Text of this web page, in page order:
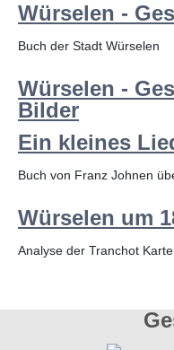
Würselen -
Buch der Stadt Würselen
Würselen -
Bilder
Ein kleines
Buch von Franz Johnen
Würselen um
Analyse der Tranchot Karte